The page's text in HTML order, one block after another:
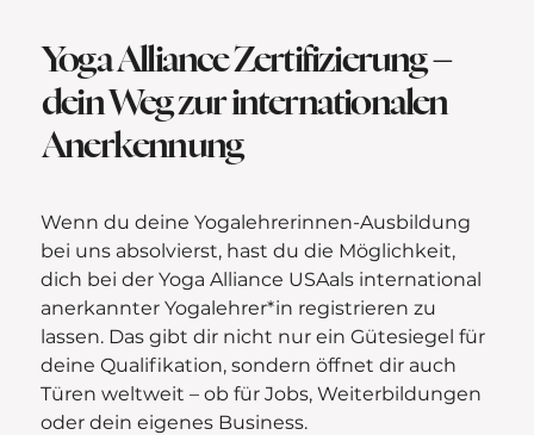
Yoga Alliance Zertifizierung –
dein Weg zur internationalen
Anerkennung
Wenn du deine Yogalehrerinnen-Ausbildung
bei uns absolvierst, hast du die Möglichkeit,
dich bei der Yoga Alliance USAals international
anerkannter Yogalehrer*in registrieren zu
lassen. Das gibt dir nicht nur ein Gütesiegel für
deine Qualifikation, sondern öffnet dir auch
Türen weltweit – ob für Jobs, Weiterbildungen
oder dein eigenes Business.